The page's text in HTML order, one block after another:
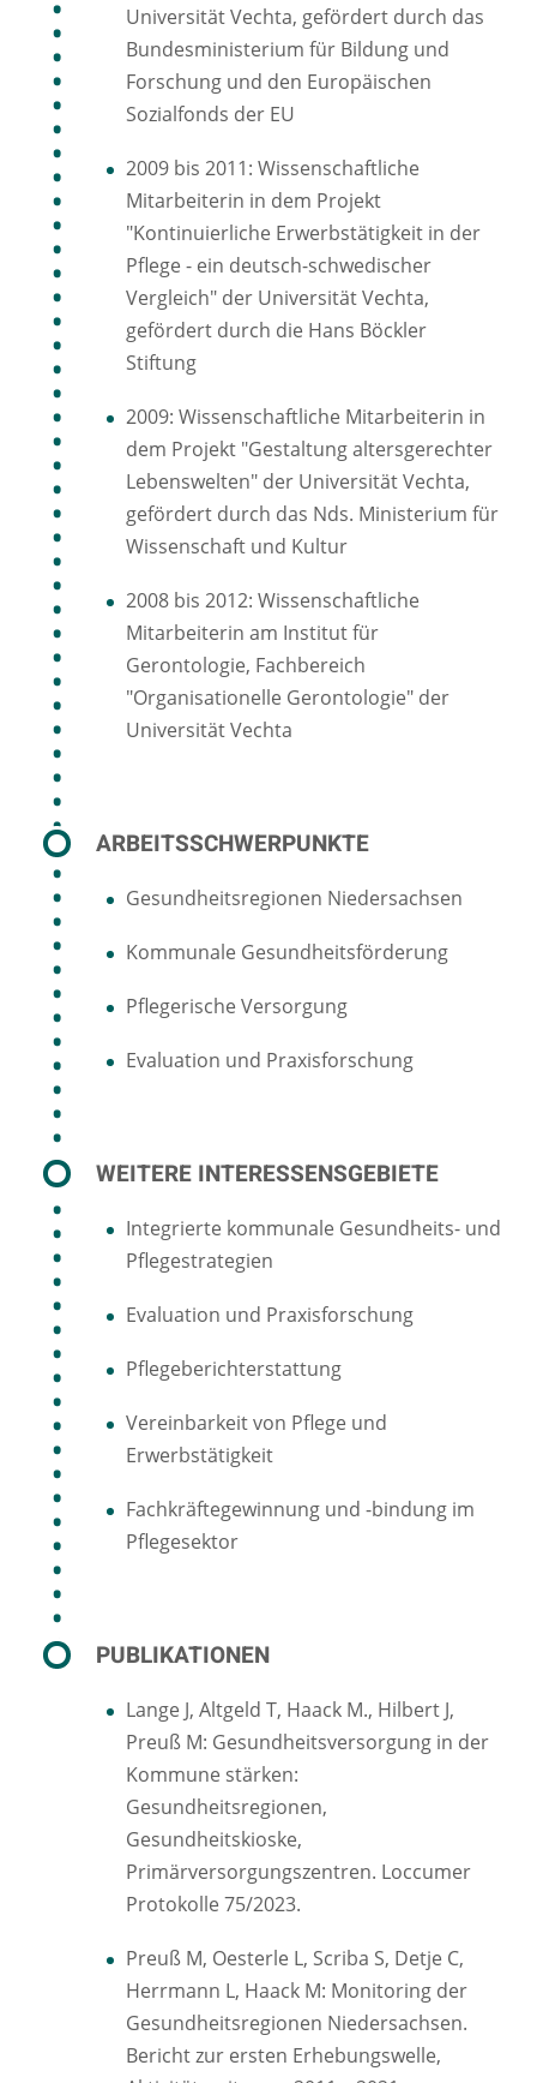
Universität Vechta, gefördert durch das
Bundesministerium für Bildung und
Forschung und den Europäischen
Sozialfonds der EU
2009 bis 2011: Wissenschaftliche
Mitarbeiterin in dem Projekt
"Kontinuierliche Erwerbstätigkeit in der
Pflege - ein deutsch-schwedischer
Vergleich" der Universität Vechta,
gefördert durch die Hans Böckler
Stiftung
2009: Wissenschaftliche Mitarbeiterin in
dem Projekt "Gestaltung altersgerechter
Lebenswelten" der Universität Vechta,
gefördert durch das Nds. Ministerium für
Wissenschaft und Kultur
2008 bis 2012: Wissenschaftliche
Mitarbeiterin am Institut für
Gerontologie, Fachbereich
"Organisationelle Gerontologie" der
Universität Vechta
ARBEITSSCHWERPUNKTE
Gesundheitsregionen Niedersachsen
Kommunale Gesundheitsförderung
Pflegerische Versorgung
Evaluation und Praxisforschung
WEITERE INTERESSENSGEBIETE
Integrierte kommunale Gesundheits- und
Pflegestrategien
Evaluation und Praxisforschung
Pflegeberichterstattung
Vereinbarkeit von Pflege und
Erwerbstätigkeit
Fachkräftegewinnung und -bindung im
Pflegesektor
PUBLIKATIONEN
Lange J, Altgeld T, Haack M., Hilbert J,
Preuß M: Gesundheitsversorgung in der
Kommune stärken:
Gesundheitsregionen,
Gesundheitskioske,
Primärversorgungszentren. Loccumer
Protokolle 75/2023.
Preuß M, Oesterle L, Scriba S, Detje C,
Herrmann L, Haack M: Monitoring der
Gesundheitsregionen Niedersachsen.
Bericht zur ersten Erhebungswelle,